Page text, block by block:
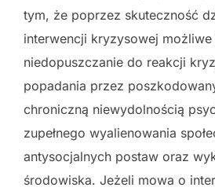
tym, że poprzez skuteczność
interwencji kryzysowej możliwe
niedopuszczanie do reakcji
popadania przez
chroniczną niewydolnością
zupełnego wyalienowania
antysocjalnych postaw oraz
środowiska. Jeżeli mowa o